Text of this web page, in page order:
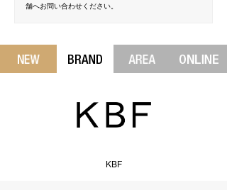
舗へお問い合わせください。
KBF